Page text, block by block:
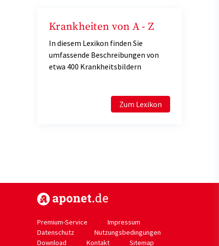
Krankheiten von A - Z
In diesem Lexikon finden Sie
umfassende Beschreibungen von
etwa 400 Krankheitsbildern
Zum Lexikon
Premium-Service
Impressum
Datenschutz
Nutzungsbedingungen
Download
Kontakt Sitemap